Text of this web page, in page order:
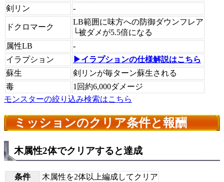
剣リン
-
ドクロマーク
LB範囲に味方への防御ダウンフレア
└被ダメが5.5倍になる
属性LB
-
イラプション
▶イラプションの仕様解説はこちら
蘇生
剣リンが毎ターン蘇生される
毒
1回約6,000ダメージ
モンスターの絞り込み検索はこちら
ミッションのクリア条件と報酬
木属性2体でクリアすると達成
条件 木属性を2体以上編成してクリア